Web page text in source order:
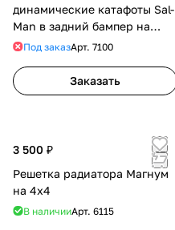
динамические катафоты Sal-
Man в задний бампер на
Приора 2
Под заказАрт. 7100
Заказать
3 500 ₽
Решетка радиатора Магнум
на 4х4
В наличииАрт. 6115